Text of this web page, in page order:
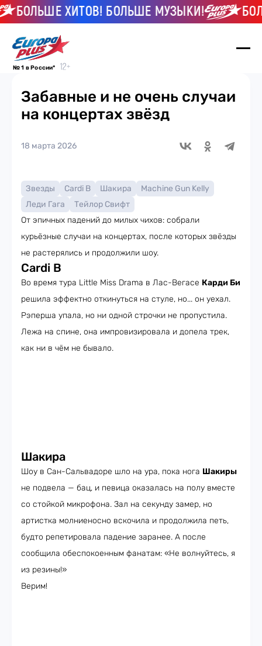
БОЛЬШЕ ХИТОВ! БОЛЬШЕ МУЗЫКИ!
№ 1 в России*
Забавные и не очень случаи
на концертах звёзд
18 марта 2026
Звезды Cardi B Шакира
Machine Gun Kelly
Леди Гага
Тейлор Свифт
От эпичных падений до милых чихов: собрали
курьёзные случаи на концертах, после которых звёзды
не растерялись и продолжили шоу.
Cardi B
Во время тура Little Miss Drama в Лас-Вегасе Карди Би
решила эффектно откинуться на стуле, но... он уехал.
Рэперша упала, но ни одной строчки не пропустила.
Лежа на спине, она импровизировала и допела трек,
как ни в чём не бывало.
Шакира
Шоу в Сан-Сальвадоре шло на ура, пока нога Шакиры
не подвела — бац, и певица оказалась на полу вместе
со стойкой микрофона. Зал на секунду замер, но
артистка молниеносно вскочила и продолжила петь,
будто репетировала падение заранее. А после
сообщила обеспокоенным фанатам: «Не волнуйтесь, я
из резины!»
Верим!